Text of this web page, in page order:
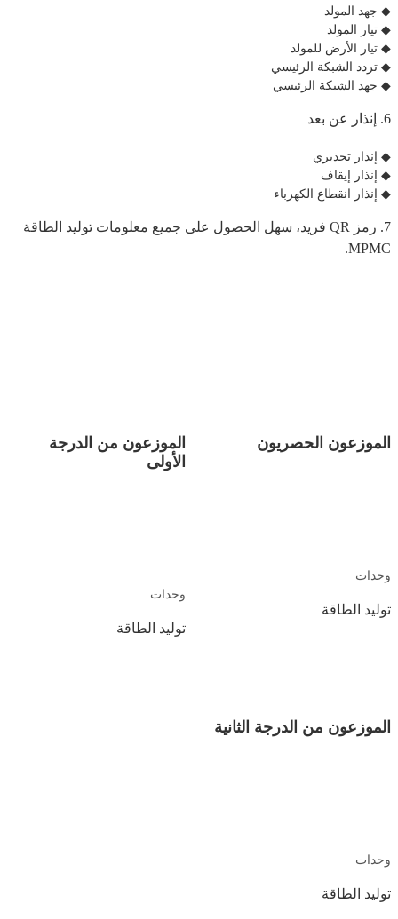
◆ جهد المولد
◆ تيار المولد
◆ تيار الأرض للمولد
◆ تردد الشبكة الرئيسي
◆ جهد الشبكة الرئيسي
6. إنذار عن بعد
◆ إنذار تحذيري
◆ إنذار إيقاف
◆ إنذار انقطاع الكهرباء
7. رمز QR فريد، سهل الحصول على جميع معلومات توليد الطاقة
MPMC.
الموزعون الحصريون
وحدات
توليد الطاقة
الموزعون من الدرجة
الأولى
وحدات
توليد الطاقة
الموزعون من الدرجة الثانية
وحدات
توليد الطاقة